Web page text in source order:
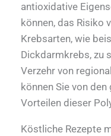
antioxidative
können, das Risiko
Krebsarten, wie
Dickdarmkrebs, zu
Verzehr von
können Sie von
Vorteilen dieser
Köstliche Rezepte